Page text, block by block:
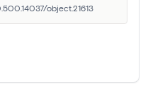
object.21613